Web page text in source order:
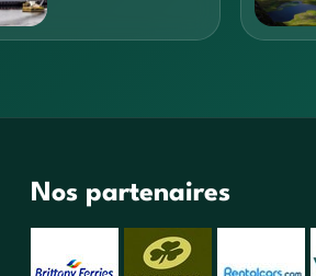
Nos partenaires